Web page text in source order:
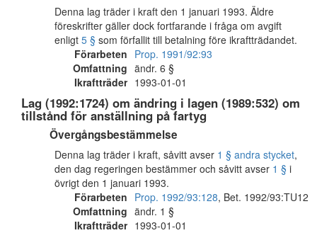
Denna lag träder i kraft den 1 januari 1993. Äldre
föreskrifter gäller dock fortfarande i fråga om avgift
enligt 5 § som förfallit till betalning före ikraftträdandet.
Förarbeten Prop. 1991/92:93
Omfattning ändr. 6 §
Ikraftträder 1993-01-01
Lag (1992:1724) om ändring i lagen (1989:532) om
tillstånd för anställning på fartyg
Övergångsbestämmelse
Denna lag träder i kraft, såvitt avser 1 § andra stycket,
den dag regeringen bestämmer och såvitt avser 1 § i
övrigt den 1 januari 1993.
Förarbeten Prop. 1992/93:128, Bet. 1992/93:TU12
Omfattning ändr. 1 §
Ikraftträder 1993-01-01